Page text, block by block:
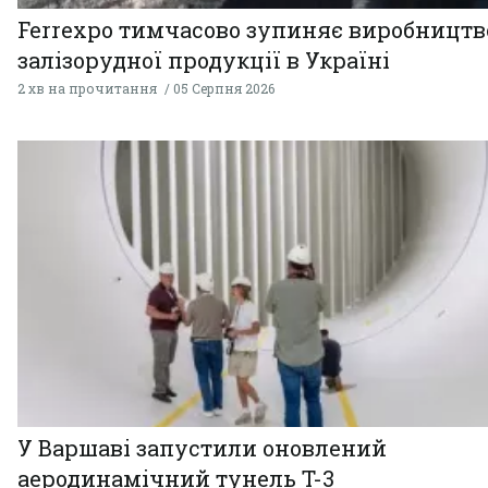
Ferrexpo тимчасово зупиняє
залізорудної продукції в Україні
2 хв на прочитання 05 Серпня 2026
У Варшаві запустили оновлений
аеродинамічний тунель T-3